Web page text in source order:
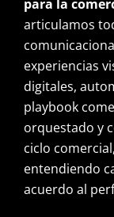
para la
articulamos
experiencias
digitales,
playbook
orquestado y
ciclo
entendiendo
acuerdo al